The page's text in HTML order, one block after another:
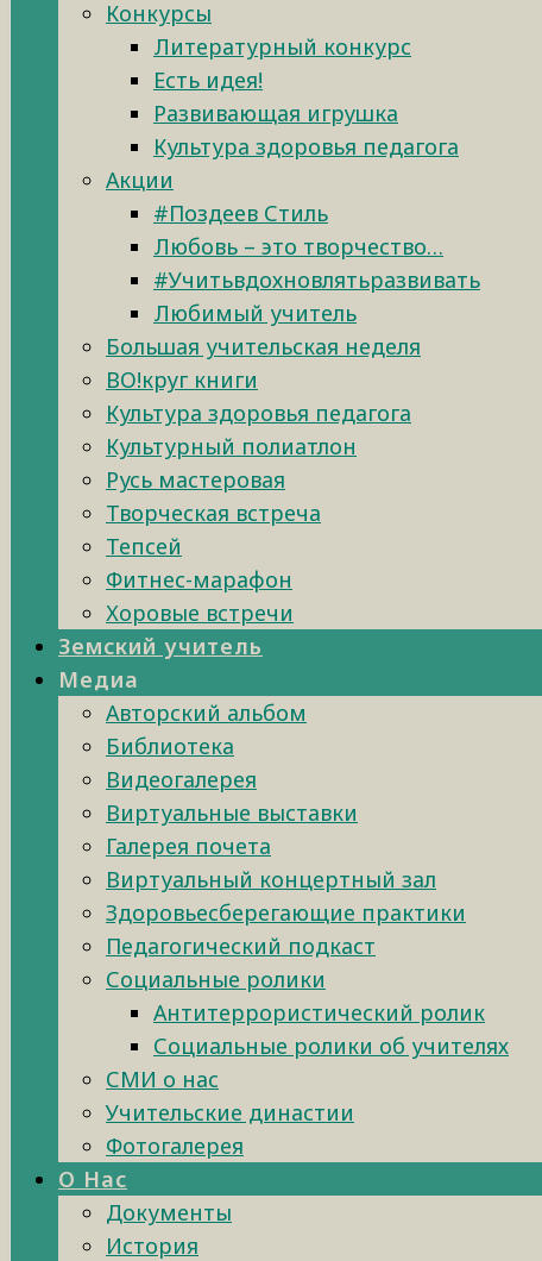
Конкурсы
Литературный конкурс
Есть идея!
Развивающая игрушка
Культура здоровья педагога
Акции
#Поздеев Стиль
Любовь – это творчество…
#Учитьвдохновлятьразвивать
Любимый учитель
Большая учительская неделя
ВО!круг книги
Культура здоровья педагога
Культурный полиатлон
Русь мастеровая
Творческая встреча
Тепсей
Фитнес-марафон
Хоровые встречи
Земский учитель
Медиа
Авторский альбом
Библиотека
Видеогалерея
Виртуальные выставки
Галерея почета
Виртуальный концертный зал
Здоровьесберегающие практики
Педагогический подкаст
Социальные ролики
Антитеррористический ролик
Социальные ролики об учителях
СМИ о нас
Учительские династии
Фотогалерея
О Нас
Документы
История